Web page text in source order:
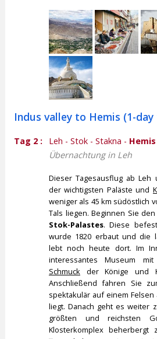
Indus valley to Hemis (1-
Tag 2 : Leh - Stok - Stakna - Hemis
Übernachtung in Leh
Dieser Tagesausflug ab Leh
der wichtigsten Paläste und
weniger als 45 km südöstlich
Tals liegen. Beginnen Sie
Stok-Palastes. Diese
wurde 1820 erbaut und die
lebt noch heute dort. Im
interessantes Museum
Schmuckder Könige und
Anschließend fahren Sie
spektakulär auf einem
liegt. Danach geht es weiter
größten und reichsten
Klosterkomplex beherbergt